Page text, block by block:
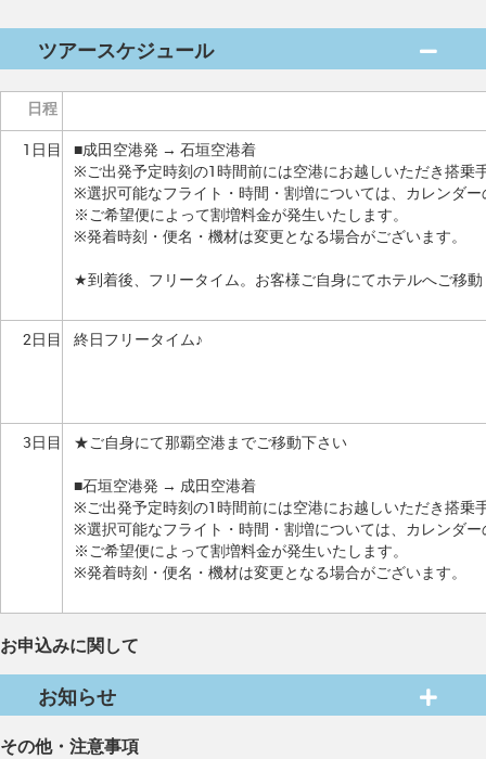
ツアースケジュール
日程
1日目
■成田空港発 → 石垣空港着
※ご出発予定時刻の1時間前には空港にお越しいただき搭乗
※選択可能なフライト・時間・割増については、カレンダ
※ご希望便によって割増料金が発生いたします。
※発着時刻・便名・機材は変更となる場合がございます。
★到着後、フリータイム。お客様ご自身にてホテルへご移
2日目 終日フリータイム♪
3日目 ★ご自身にて那覇空港までご移動下さい
■石垣空港発 → 成田空港着
※ご出発予定時刻の1時間前には空港にお越しいただき搭乗
※選択可能なフライト・時間・割増については、カレンダ
※ご希望便によって割増料金が発生いたします。
※発着時刻・便名・機材は変更となる場合がございます。
お申込みに関して
お知らせ
その他・注意事項